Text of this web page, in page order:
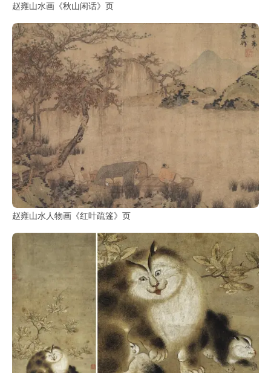
赵雍山水画《秋山闲话》页
赵雍山水人物画《红叶疏篷》页